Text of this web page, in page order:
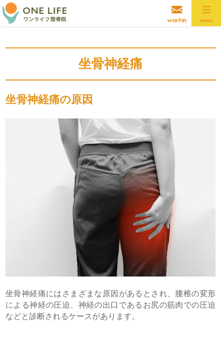
WEB予約 MENU
坐骨神経痛
坐骨神経痛の原因
坐骨神経痛にはさまざまな原因があるとされ、腰椎の変形
による神経の圧迫、神経の出口であるお尻の筋肉での圧迫
などと診断されるケースがあります。